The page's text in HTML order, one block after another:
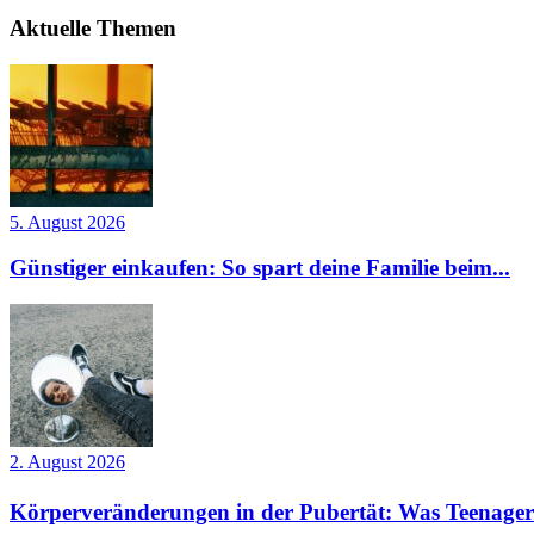
Aktuelle Themen
5. August 2026
Günstiger einkaufen: So spart deine Familie beim...
2. August 2026
Körperveränderungen in der Pubertät: Was